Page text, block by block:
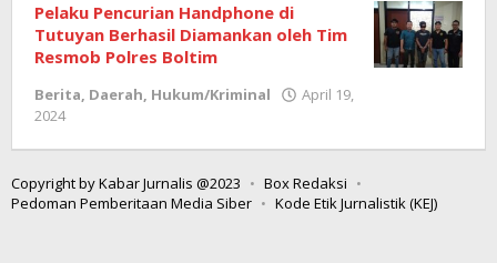
Pelaku Pencurian Handphone di
Tutuyan Berhasil Diamankan oleh Tim
Resmob Polres Boltim
Berita, Daerah, Hukum/Kriminal
April 19,
2024
Copyright by Kabar Jurnalis @2023
Box Redaksi
Pedoman Pemberitaan Media Siber
Kode Etik Jurnalistik (KEJ)